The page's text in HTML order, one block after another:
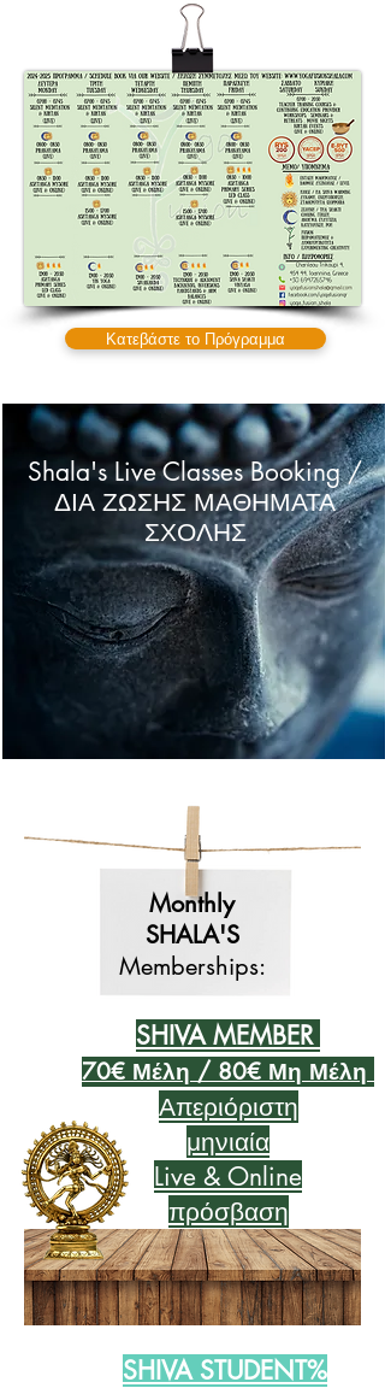
Κατεβάστε το Πρόγραμμα
Shala's Live Classes Booking /
ΔΙΑ ΖΩΣΗΣ ΜΑΘΗΜΑΤΑ
ΣΧΟΛΗΣ
Monthly
SHALA'S
Memberships:
SHIVA MEMBER
70€ Μέλη / 80€ Μη Μέλη
Απεριόριστη
μηνιαία
Live & Online
πρόσβαση
SHIVA STUDENT%